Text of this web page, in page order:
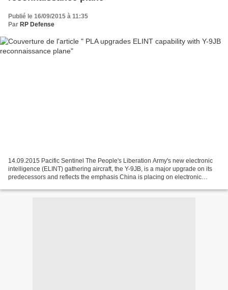
Publié le 16/09/2015 à 11:35
Par RP Defense
14.09.2015 Pacific Sentinel The People's Liberation Army's new electronic
intelligence (ELINT) gathering aircraft, the Y-9JB, is a major upgrade on its
predecessors and reflects the emphasis China is placing on electronic